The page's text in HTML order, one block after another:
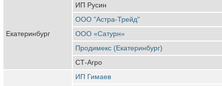
Екатеринбург
ИП Русин
ООО "Астра-Трейд"
ООО «Сатурн»
Продимекс (Екатеринбург)
СТ-Агро
ИП Гимаев